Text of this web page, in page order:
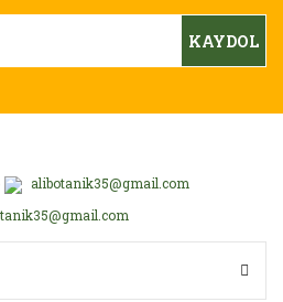
KAYDOL
alibotanik35@gmail.com